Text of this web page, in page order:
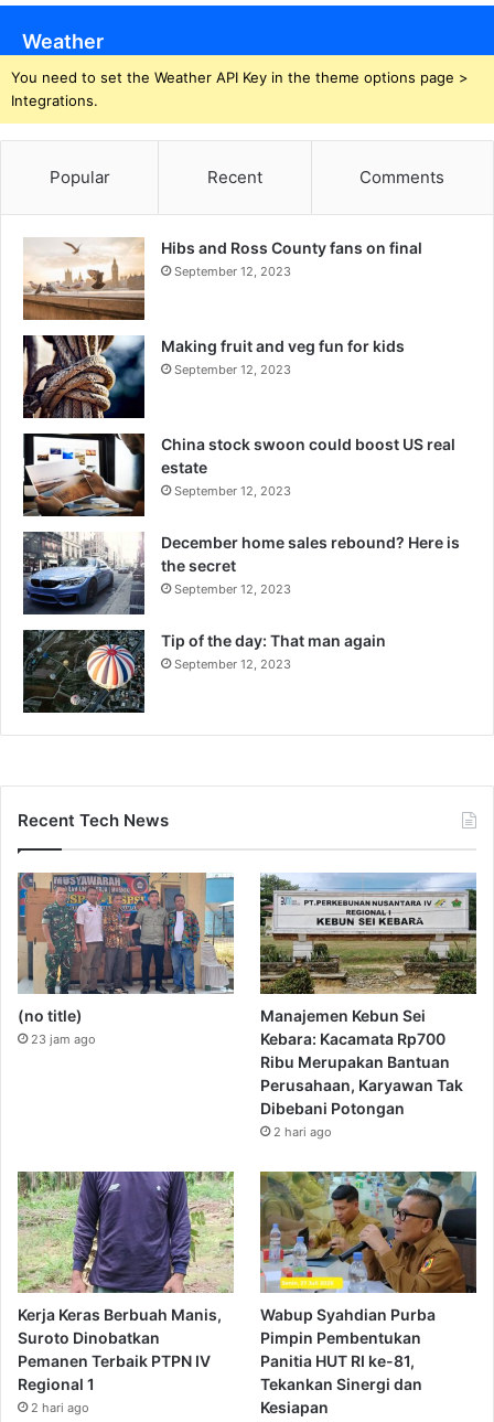
Weather
You need to set the Weather API Key in the theme options page >
Integrations.
Popular Recent Comments
Hibs and Ross County fans on final
September 12, 2023
Making fruit and veg fun for kids
September 12, 2023
China stock swoon could boost US real
estate
September 12, 2023
December home sales rebound? Here is
the secret
September 12, 2023
Tip of the day: That man again
September 12, 2023
Recent Tech News
(no title)
23 jam ago
Manajemen Kebun Sei
Kebara: Kacamata Rp700
Ribu Merupakan Bantuan
Perusahaan, Karyawan Tak
Dibebani Potongan
2 hari ago
Kerja Keras Berbuah Manis,
Suroto Dinobatkan
Pemanen Terbaik PTPN IV
Regional 1
2 hari ago
Wabup Syahdian Purba
Pimpin Pembentukan
Panitia HUT RI ke-81,
Tekankan Sinergi dan
Kesiapan